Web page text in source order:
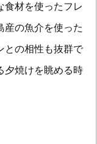
食材を使ったフレ
産の魚介を使った
との相性も抜群で
夕焼けを眺める時